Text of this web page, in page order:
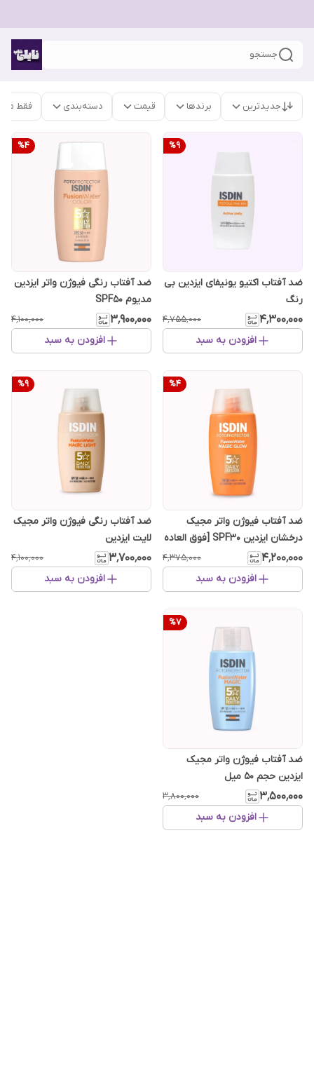
جستجو
جدیدترین برندها قیمت دسته‌بندی فقط
%9
ضد آفتاب اکتیو یونیفای ایزدین بی
رنگ
۴٬۳۰۰٬۰۰۰ ۴٬۷۵۵٬۰۰۰
افزودن به سبد
%4
ضد آفتاب رنگی فیوژن واتر ایزدین
مدیوم SPF50
۳٬۹۰۰٬۰۰۰ ۴٬۱۰۰٬۰۰۰
افزودن به سبد
%4
ضد آفتاب فیوژن واتر مجیک
درخشان ایزدین SPF30 [فوق العاده
سبک]
۴٬۲۰۰٬۰۰۰ ۴٬۳۷۵٬۰۰۰
افزودن به سبد
%9
ضد آفتاب رنگی فیوژن واتر مجیک
لایت ایزدین
۳٬۷۰۰٬۰۰۰ ۴٬۱۰۰٬۰۰۰
افزودن به سبد
%7
ضد آفتاب فیوژن واتر مجیک
ایزدین حجم 50 میل
۳٬۵۰۰٬۰۰۰ ۳٬۸۰۰٬۰۰۰
افزودن به سبد